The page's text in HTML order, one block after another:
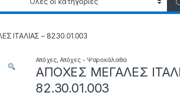
ΙΤΑΛΙΑΣ – 82.30.01.003
Απόχες, Απόχες - Ψαροκάλαθα
ΑΠΟΧΕΣ ΜΕΓΑΛΕΣ
82.30.01.003